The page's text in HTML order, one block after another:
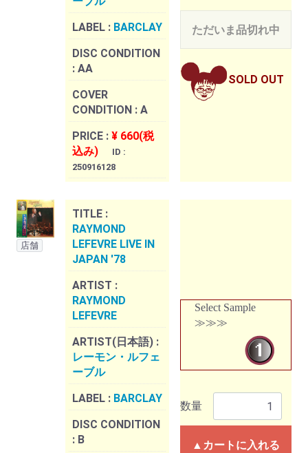
LABEL : BARCLAY
DISC CONDITION
: AA
COVER
CONDITION : A
PRICE : ¥ 660(税
込み)
ID :
250916128
ただいま品切れ中
SOLD OUT
店舗
TITLE :
RAYMOND
LEFEVRE LIVE IN
JAPAN '78
ARTIST :
RAYMOND
LEFEVRE
ARTIST(日本語) :
レーモン・ルフェ
ーブル
LABEL : BARCLAY
DISC CONDITION
: B
Select Sample
≫≫≫
数量
▲カートに入れる